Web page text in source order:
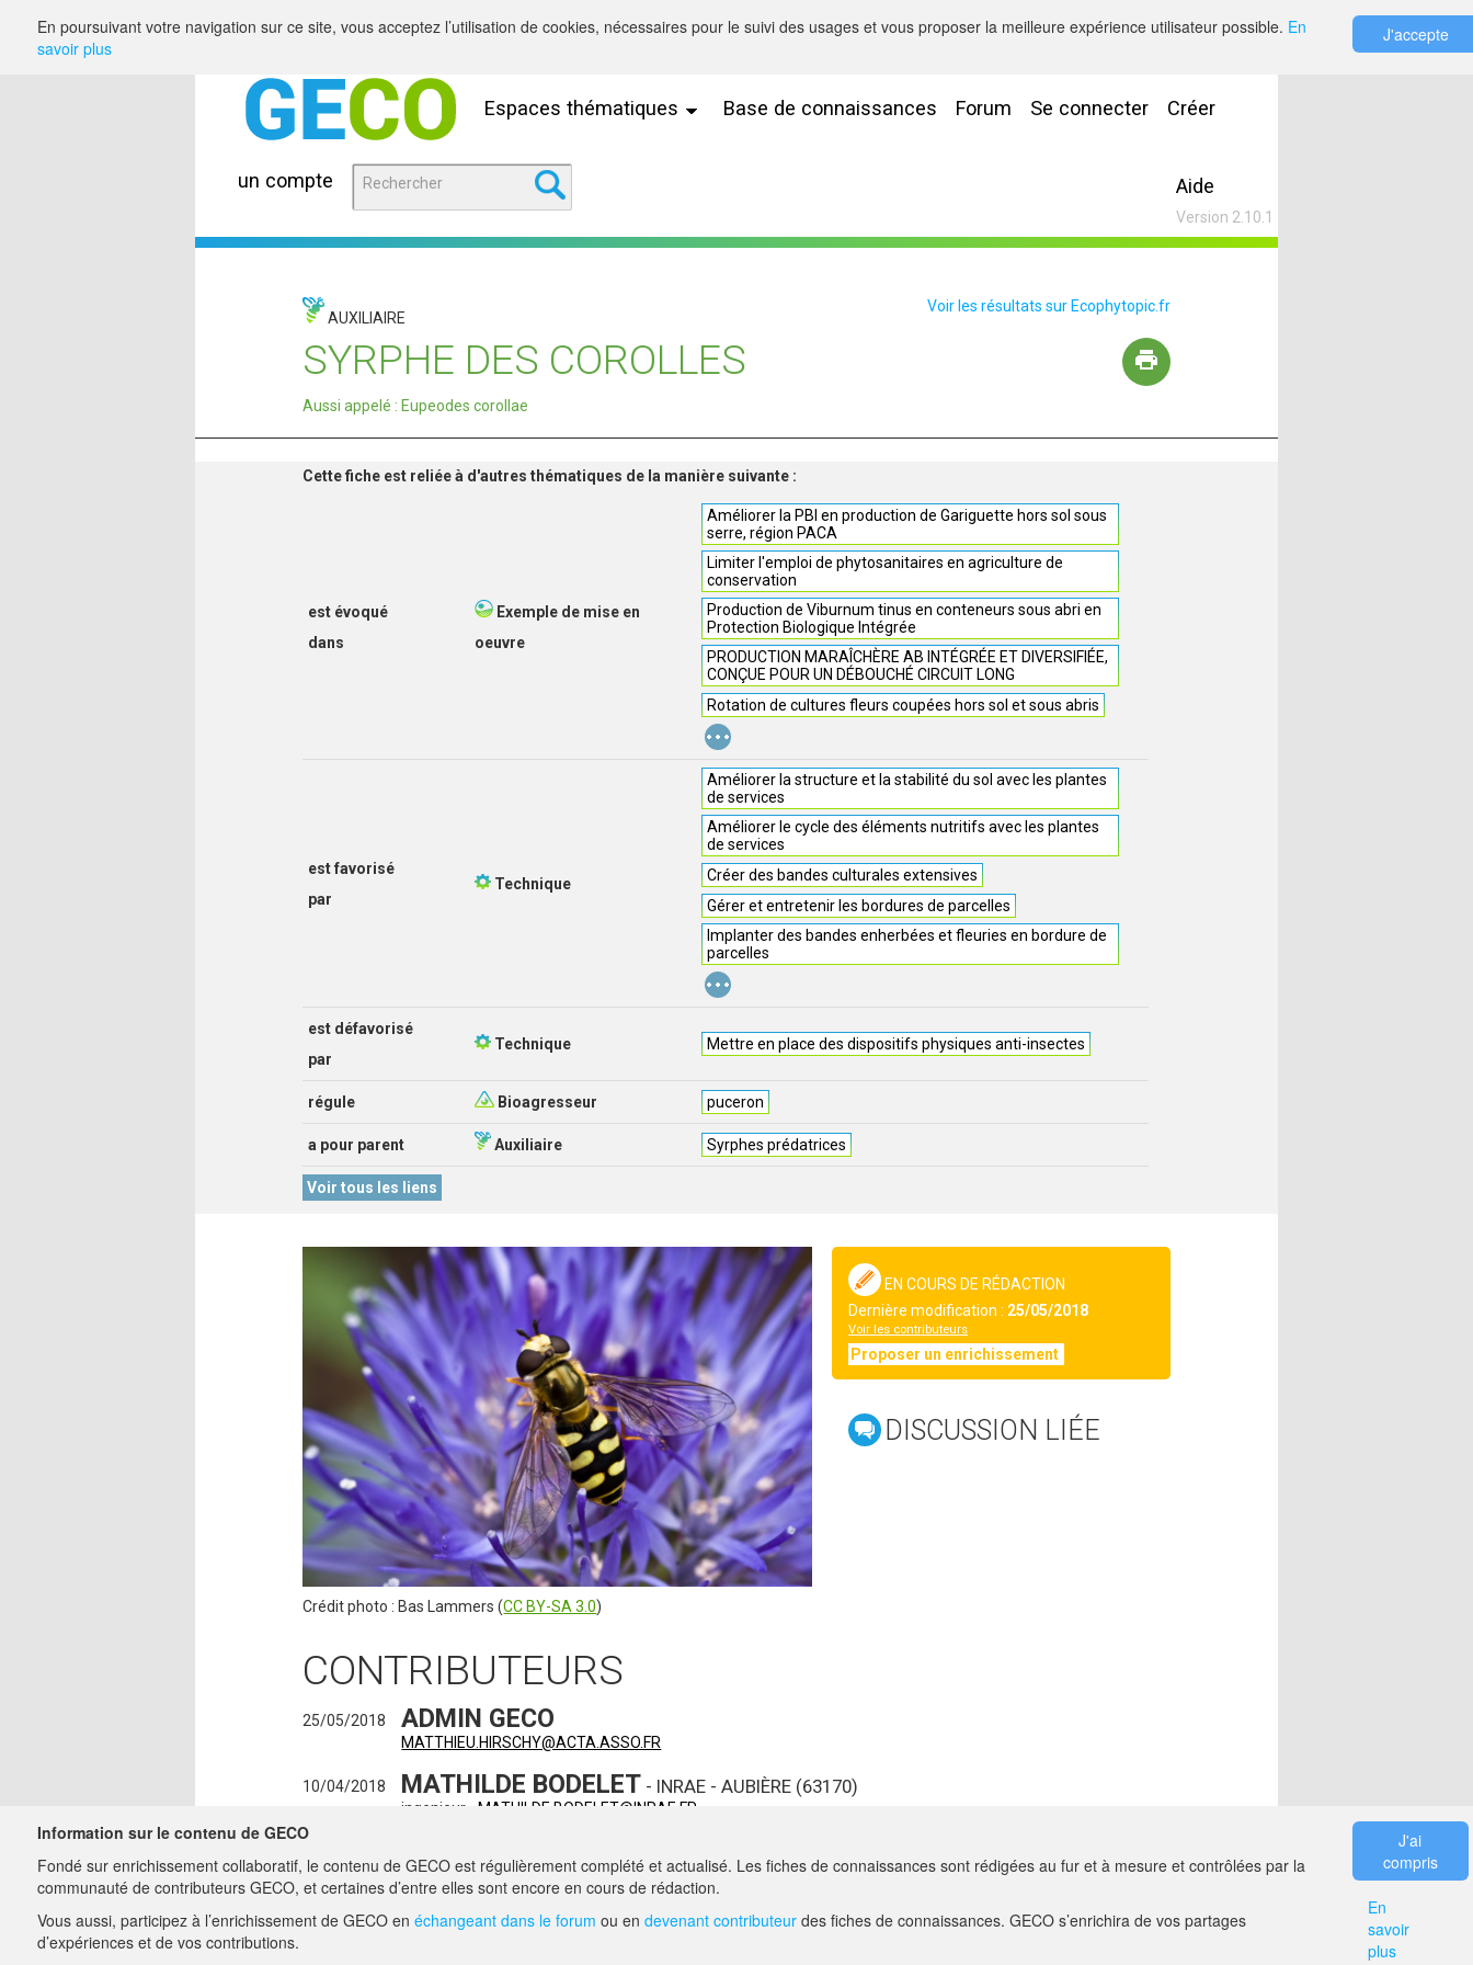
Espaces thématiques Base de connaissances Forum Se connecter Créer
un compte Aide
Version 2.10.1
AUXILIAIRE
Voir les résultats sur Ecophytopic.fr
SYRPHE DES COROLLES
Aussi appelé : Eupeodes corollae
Cette fiche est reliée à d'autres thématiques de la manière suivante :
est évoqué
dans
Exemple de mise en
oeuvre
Améliorer la PBI en production de Gariguette hors sol sous
serre, région PACA
Limiter l'emploi de phytosanitaires en agriculture de
conservation
Production de Viburnum tinus en conteneurs sous abri en
Protection Biologique Intégrée
PRODUCTION MARAÎCHÈRE AB INTÉGRÉE ET DIVERSIFIÉE,
CONÇUE POUR UN DÉBOUCHÉ CIRCUIT LONG
Rotation de cultures fleurs coupées hors sol et sous abris
...
est favorisé
par
Technique
Améliorer la structure et la stabilité du sol avec les plantes
de services
Améliorer le cycle des éléments nutritifs avec les plantes
de services
Créer des bandes culturales extensives
Gérer et entretenir les bordures de parcelles
Implanter des bandes enherbées et fleuries en bordure de
parcelles
...
est défavorisé
par
Technique Mettre en place des dispositifs physiques anti-insectes
régule Bioagresseur puceron
a pour parent Auxiliaire Syrphes prédatrices
Voir tous les liens
EN COURS DE RÉDACTION
Dernière modification : 25/05/2018
Voir les contributeurs
Proposer un enrichissement
DISCUSSION LIÉE
Crédit photo : Bas Lammers (CC BY-SA 3.0)
CONTRIBUTEURS
25/05/2018 ADMIN GECO
MATTHIEU.HIRSCHY@ACTA.ASSO.FR
10/04/2018 MATHILDE BODELET - INRAE - AUBIÈRE (63170)
ingenieur -MATHILDE.BODELET@INRAE.FR
ingenieur - LOLA.LEVEAU@IRSTEA.FR
A PROPOS DE GECO MENTIONS LÉGALES
En poursuivant votre navigation sur ce site, vous acceptez l’utilisation de cookies, nécessaires pour le suivi des usages et vous proposer la meilleure expérience utilisateur possible. En
savoir plus
J'accepte
Information sur le contenu de GECO
Fondé sur enrichissement collaboratif, le contenu de GECO est régulièrement complété et actualisé. Les fiches de connaissances sont rédigées au fur et à mesure et contrôlées par la
communauté de contributeurs GECO, et certaines d’entre elles sont encore en cours de rédaction.
Vous aussi, participez à l’enrichissement de GECO en échangeant dans le forum ou en devenant contributeur des fiches de connaissances. GECO s’enrichira de vos partages
d’expériences et de vos contributions.
J'ai
compris
En
savoir
plus